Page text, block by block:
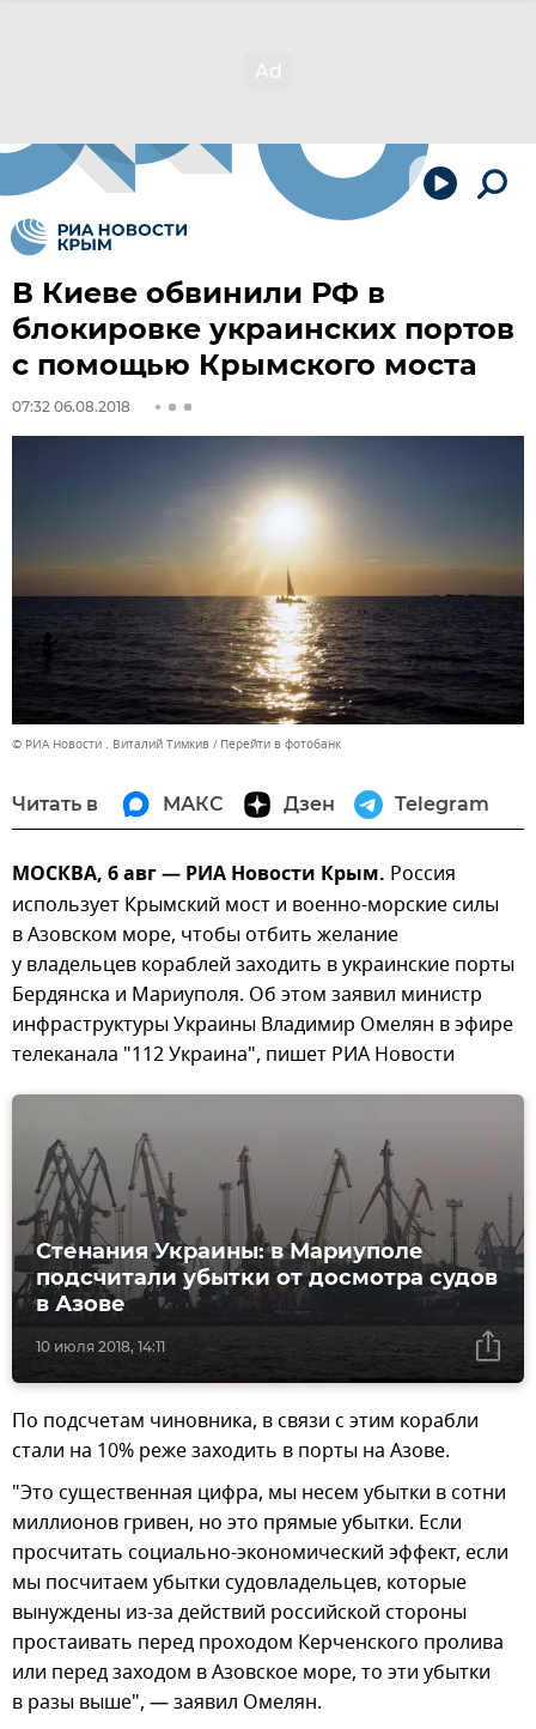
В Киеве обвинили РФ в
блокировке украинских портов
с помощью Крымского моста
07:32 06.08.2018
© РИА Новости . Виталий Тимкив Перейти в фотобанк
Читать в МАКС Дзен Telegram
МОСКВА, 6 авг — РИА Новости Крым. Россия
использует Крымский мост и военно-морские силы
в Азовском море, чтобы отбить желание
у владельцев кораблей заходить в украинские порты
Бердянска и Мариуполя. Об этом заявил министр
инфраструктуры Украины Владимир Омелян в эфире
телеканала "112 Украина", пишет РИА Новости
10 июля 2018, 14:11
Стенания Украины: в Мариуполе
подсчитали убытки от досмотра судов
в Азове
По подсчетам чиновника, в связи с этим корабли
стали на 10% реже заходить в порты на Азове.
"Это существенная цифра, мы несем убытки в сотни
миллионов гривен, но это прямые убытки. Если
просчитать социально-экономический эффект, если
мы посчитаем убытки судовладельцев, которые
вынуждены из-за действий российской стороны
простаивать перед проходом Керченского пролива
или перед заходом в Азовское море, то эти убытки
в разы выше", — заявил Омелян.